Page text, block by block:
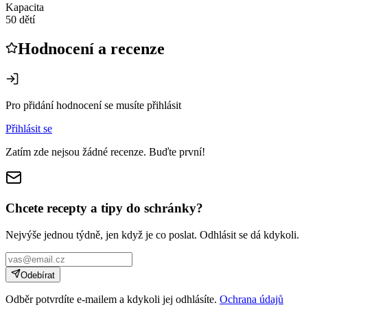
Kapacita
50 dětí
Hodnocení a recenze
Pro přidání hodnocení se musíte přihlásit
Přihlásit se
Zatím zde nejsou žádné recenze. Buďte první!
Chcete recepty a tipy do schránky?
Nejvýše jednou týdně, jen když je co poslat. Odhlásit se dá kdykoli.
Odebírat
Odběr potvrdíte e-mailem a kdykoli jej odhlásíte. Ochrana údajů